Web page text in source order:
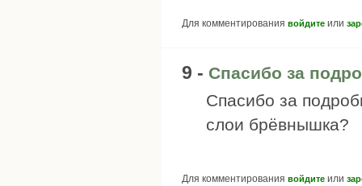
Для комментирования войдите или
9 - Спасибо за
Спасибо за
слои брёвнышка?
Для комментирования войдите или